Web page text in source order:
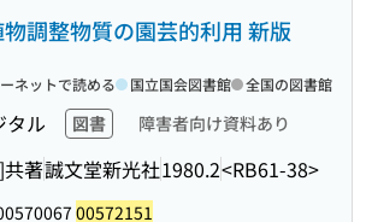
調整物質の園芸的利用 新版
タル 図書 障害者向け資料あり
著誠文堂新光社1980.2<RB61-38>
ネットで読める 国立国会図書館 全国の図書館
00572151